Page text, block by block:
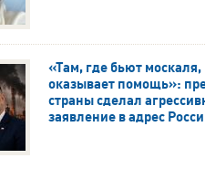
«Там, где бьют
оказывает помощь»:
страны сделал
заявление в адрес